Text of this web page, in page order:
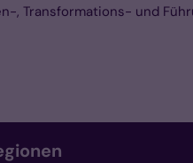
, Transformations- und